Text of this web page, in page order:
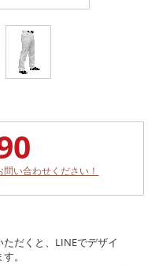
問い合わせください！
だくと、LINEでデザイ
。